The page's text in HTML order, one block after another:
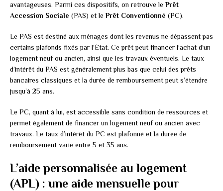
avantageuses. Parmi ces dispositifs, on retrouve lePrêt
Accession Sociale (PAS) et lePrêt Conventionné (PC).
Le PAS est destiné aux ménages dont les revenus ne dépassent pas
certains plafonds fixés par l’État. Ce prêt peut financer l’achat d’un
logement neuf ou ancien, ainsi que les travaux éventuels. Le taux
d’intérêt du PAS est généralement plus bas que celui des prêts
bancaires classiques et la durée de remboursement peut s’étendre
jusqu’à 25 ans.
Le PC, quant à lui, est accessible sans condition de ressources et
permet également de financer un logement neuf ou ancien avec
travaux. Le taux d’intérêt du PC est plafonné et la durée de
remboursement varie entre 5 et 35 ans.
L’aide personnalisée au logement
(APL) : une aide mensuelle pour